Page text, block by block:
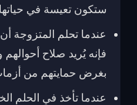
ستكون تعيسة في
عندما تحلم المتزوجة
فإنه يُريد صلاح أحوالهم
بغرض حمايتهم من
عندما تأخذ في الحلم